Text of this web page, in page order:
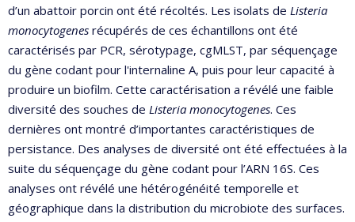
d’un abattoir porcin ont été récoltés. Les isolats de Listeria
monocytogenes récupérés de ces échantillons ont été
caractérisés par PCR, sérotypage, cgMLST, par séquençage
du gène codant pour l'internaline A, puis pour leur capacité à
produire un biofilm. Cette caractérisation a révélé une faible
diversité des souches de Listeria monocytogenes. Ces
dernières ont montré d’importantes caractéristiques de
persistance. Des analyses de diversité ont été effectuées à la
suite du séquençage du gène codant pour l’ARN 16S. Ces
analyses ont révélé une hétérogénéité temporelle et
géographique dans la distribution du microbiote des surfaces.